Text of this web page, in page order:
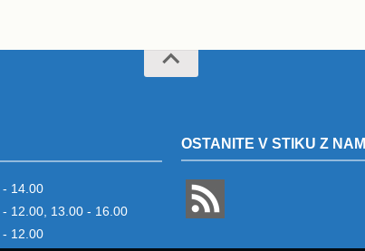
- 14.00
- 12.00, 13.00 - 16.00
- 12.00
OSTANITE V STIKU Z NAMI